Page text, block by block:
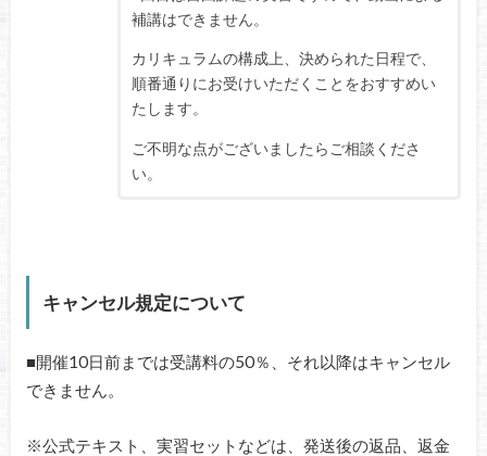
補講はできません。
カリキュラムの構成上、決められた日程で、
順番通りにお受けいただくことをおすすめい
たします。
ご不明な点がございましたらご相談くださ
い。
キャンセル規定について
■開催10日前までは受講料の50％、それ以降はキャンセル
できません。
※公式テキスト、実習セットなどは、発送後の返品、返金